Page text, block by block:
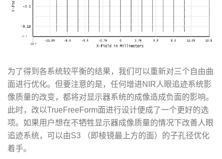
为了得到各系统较平衡的结果，我们可以重新对三个自由曲
面进行优化。但要注意的是，任何增进NIR人眼追迹系统影
像质量的改变，都将对显示器系统的成像造成负面的影响。
此时，改以TrueFreeForm面进行设计便成了一个更好的选
项。如果用户想在不牺牲显示器成像质量的情况下改善人眼
追迹系统，可以由S3 （即棱镜最上方的面）的子孔径优化
着手。